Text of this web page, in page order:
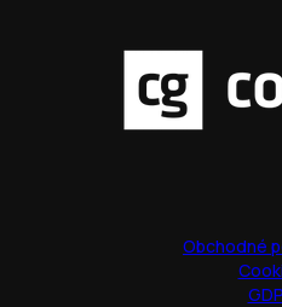
Obchodné